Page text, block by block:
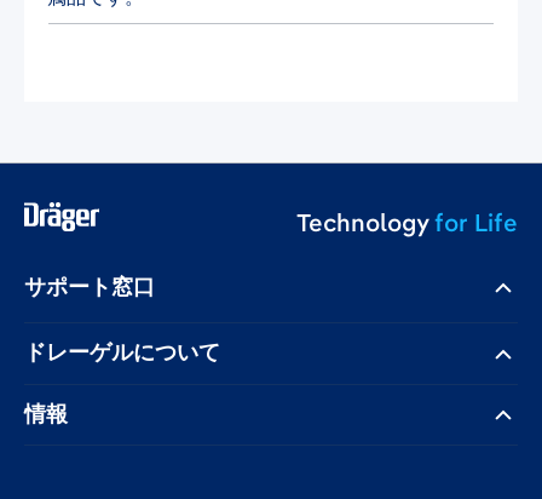
Technologyfor Life
サポート窓口
ドレーゲル​について
情報